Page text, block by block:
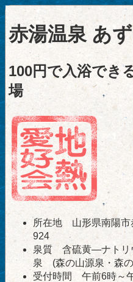
赤湯温泉 あ
100円で入浴でき
場
所在地 山形県南陽
924
泉質 含硫黄―ナトリ
泉 (森の山源泉・森
受付時間 午前6時～